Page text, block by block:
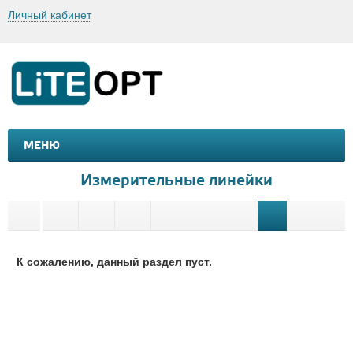
Личный кабинет
МЕНЮ
МАШИНКИ И МОТОЦИКЛЫ
Измерительные линейки
К сожалению, данный раздел пуст.